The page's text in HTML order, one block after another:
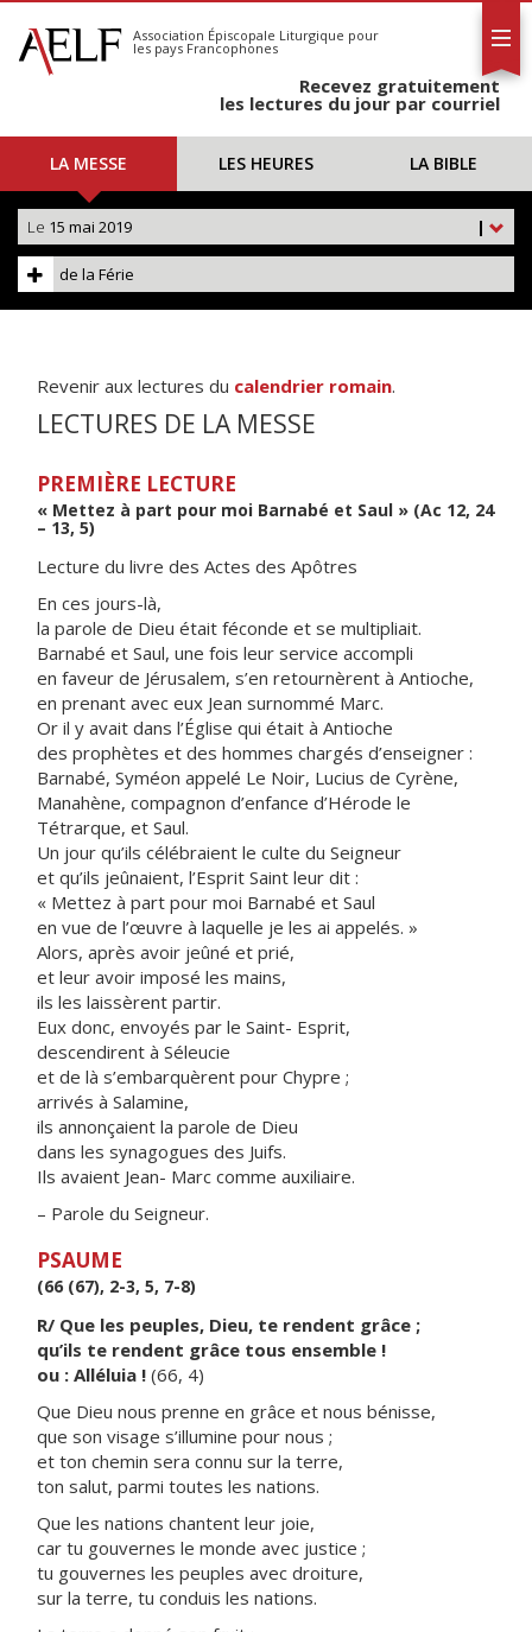
S'abonner
Calendrier
Association Épiscopale Liturgique pour
les pays Francophones
Recevez gratuitement
les lectures du jour par courriel
LA MESSE LES HEURES LA BIBLE
|
Le 15 mai 2019
de la Férie
Revenir aux lectures du calendrier romain.
LECTURES DE LA MESSE
PREMIÈRE LECTURE
« Mettez à part pour moi Barnabé et Saul » (Ac 12, 24
– 13, 5)
Lecture du livre des Actes des Apôtres
En ces jours-là,
la parole de Dieu était féconde et se multipliait.
Barnabé et Saul, une fois leur service accompli
en faveur de Jérusalem, s’en retournèrent à Antioche,
en prenant avec eux Jean surnommé Marc.
Or il y avait dans l’Église qui était à Antioche
des prophètes et des hommes chargés d’enseigner :
Barnabé, Syméon appelé Le Noir, Lucius de Cyrène,
Manahène, compagnon d’enfance d’Hérode le
Tétrarque, et Saul.
Un jour qu’ils célébraient le culte du Seigneur
et qu’ils jeûnaient, l’Esprit Saint leur dit :
« Mettez à part pour moi Barnabé et Saul
en vue de l’œuvre à laquelle je les ai appelés. »
Alors, après avoir jeûné et prié,
et leur avoir imposé les mains,
ils les laissèrent partir.
Eux donc, envoyés par le Saint- Esprit,
descendirent à Séleucie
et de là s’embarquèrent pour Chypre ;
arrivés à Salamine,
ils annonçaient la parole de Dieu
dans les synagogues des Juifs.
Ils avaient Jean- Marc comme auxiliaire.
– Parole du Seigneur.
PSAUME
(66 (67), 2-3, 5, 7-8)
R/ Que les peuples, Dieu, te rendent grâce ;
qu’ils te rendent grâce tous ensemble !
ou : Alléluia ! (66, 4)
Que Dieu nous prenne en grâce et nous bénisse,
que son visage s’illumine pour nous ;
et ton chemin sera connu sur la terre,
ton salut, parmi toutes les nations.
Que les nations chantent leur joie,
car tu gouvernes le monde avec justice ;
tu gouvernes les peuples avec droiture,
sur la terre, tu conduis les nations.